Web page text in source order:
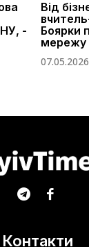
-
Від
Боярки
мережу
07.05.2026
Контакти